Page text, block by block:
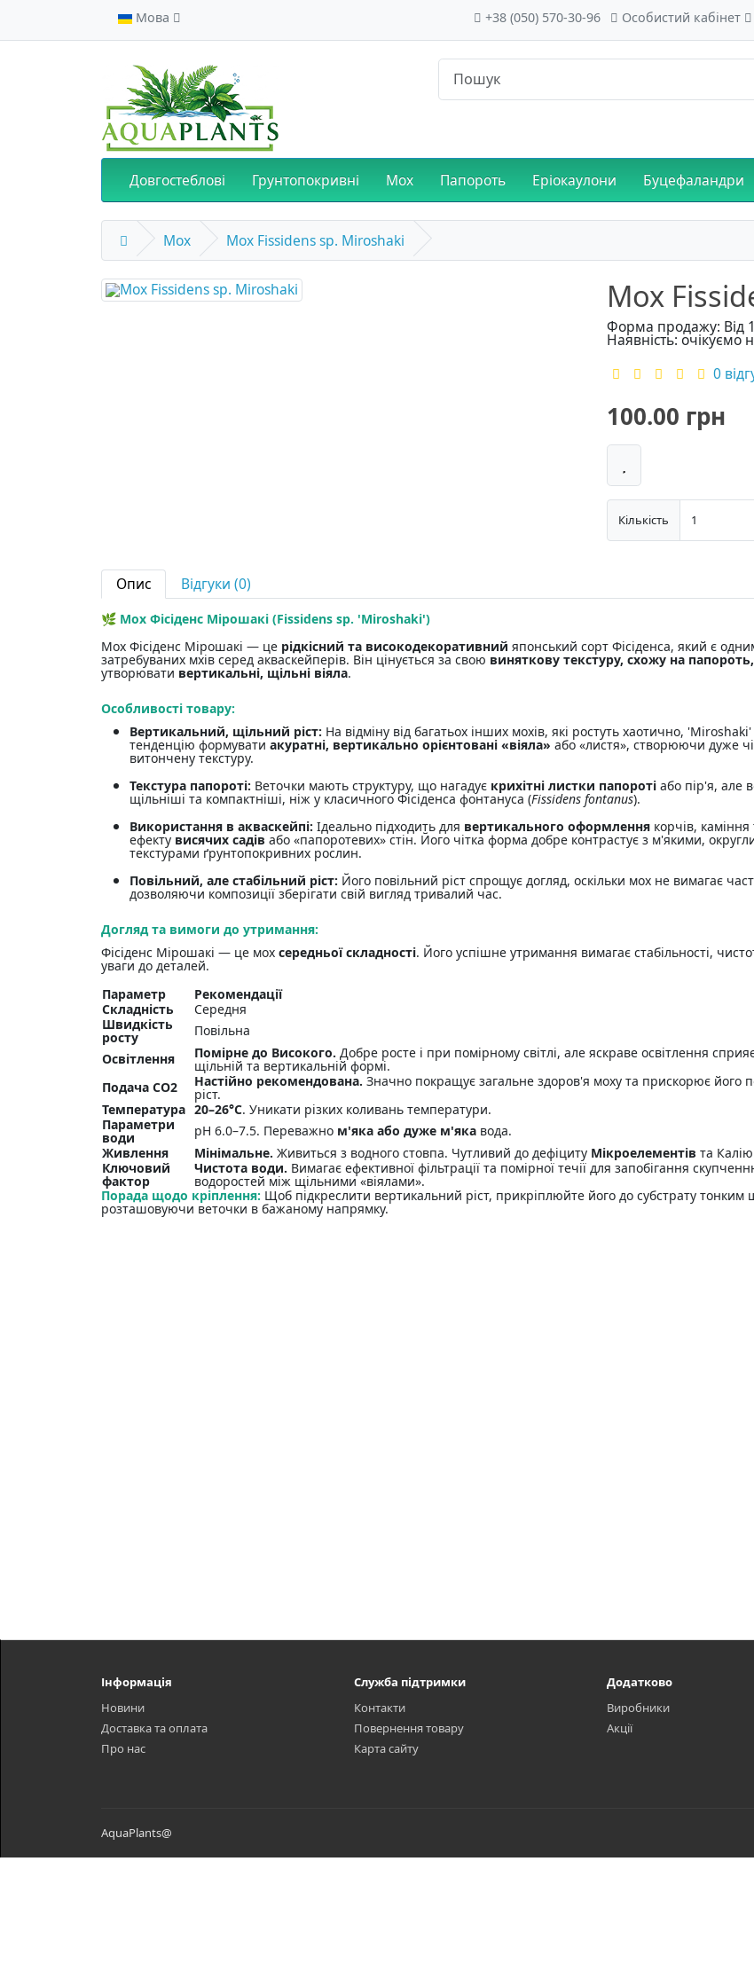
Мова +38 (050) 570-30-96 Особистий кабінет
Довгостеблові Грунтопокривні Мох Папороть Еріокаулони Буцефаландри
Мох Мох Fissidens sp. Miroshaki
Мох
Форма продажу: Від
Наявність: очікуємо
0
100.00 грн
Кількість
Опис Відгуки (0)
🌿 Мох Фісіденс Мірошакі (Fissidens sp. 'Miroshaki')
Мох Фісіденс Мірошакі — це рідкісний та високодекоративний японський сорт Фісіденса, який є
затребуваних мхів серед акваскейперів. Він цінується за свою виняткову текстуру, схожу на папороть,
утворювати вертикальні, щільні віяла.
Особливості товару:
Вертикальний, щільний ріст: На відміну від багатьох інших мохів, які ростуть хаотично,
тенденцію формувати акуратні, вертикально орієнтовані «віяла» або «листя», створюючи дуже
витончену текстуру.
Текстура папороті: Веточки мають структуру, що нагадує крихітні листки папороті або пір'я, але
щільніші та компактніші, ніж у класичного Фісіденса фонтануса (Fissidens fontanus).
Використання в акваскейпі: Ідеально підходить для вертикального оформлення корчів,
ефекту висячих садів або «папоротевих» стін. Його чітка форма добре контрастує з м'якими,
текстурами ґрунтопокривних рослин.
Повільний, але стабільний ріст: Його повільний ріст спрощує догляд, оскільки мох не вимагає
дозволяючи композиції зберігати свій вигляд тривалий час.
Догляд та вимоги до утримання:
Фісіденс Мірошакі — це мох середньої складності. Його успішне утримання вимагає стабільності,
уваги до деталей.
Параметр
Рекомендації
Складність
Середня
Швидкість
росту
Повільна
Освітлення
Помірне до Високого. Добре росте і при помірному світлі, але яскраве освітлення
щільній та вертикальній формі.
Подача CO2
Настійно рекомендована. Значно покращує загальне здоров'я моху та прискорює його
ріст.
Температура 20–26°C. Уникати різких коливань температури.
Параметри
води pH 6.0–7.5. Переважно м'яка або дуже м'яка вода.
Живлення
Мінімальне. Живиться з водного стовпа. Чутливий до дефіциту Мікроелементів та
Ключовий
фактор
Чистота води. Вимагає ефективної фільтрації та помірної течії для запобігання
водоростей між щільними «віялами».
Порада щодо кріплення: Щоб підкреслити вертикальний ріст, прикріплюйте його до субстрату тонким
розташовуючи веточки в бажаному напрямку.
Інформація
Новини
Доставка та оплата
Про нас
Служба підтримки
Контакти
Повернення товару
Карта сайту
Додатково
Виробники
Акції
AquaPlants@